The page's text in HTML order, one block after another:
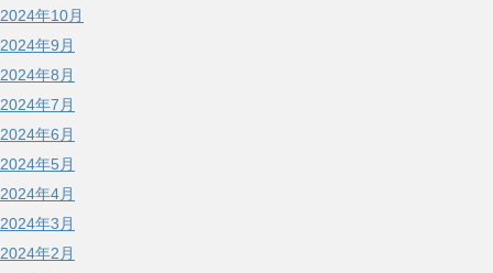
2024年10月
2024年9月
2024年8月
2024年7月
2024年6月
2024年5月
2024年4月
2024年3月
2024年2月